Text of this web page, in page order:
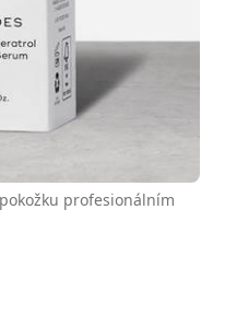
profesionálním